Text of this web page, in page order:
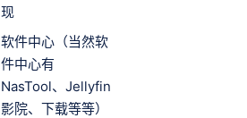
现
软件中心（当然软
件中心有
NasTool、Jellyfin
影院、下载等等）